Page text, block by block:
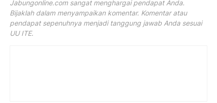
Jabungonline.com sangat menghargai pendapat Anda.
Bijaklah dalam menyampaikan komentar. Komentar atau
pendapat sepenuhnya menjadi tanggung jawab Anda sesuai
UU ITE.